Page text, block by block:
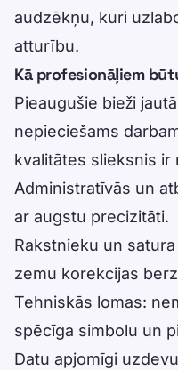
audzēkņu, kuri
atturību.
Kā profesionāļiem
Pieaugušie bieži
nepieciešams
kvalitātes slieksnis ir
Administratīvās un
ar augstu precizitāti.
Rakstnieku un
zemu korekcijas
Tehniskās lomas:
spēcīga simbolu un
Datu apjomīgi